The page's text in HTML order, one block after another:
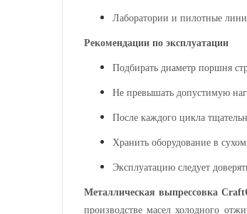
Лаборатории и пилотные
Рекомендации по эксплуатации
Подбирать диаметр поршня
Не превышать допустимую
После каждого цикла
Хранить оборудование в
Эксплуатацию следует
Металлическая выпрессовка
производстве масел холодного